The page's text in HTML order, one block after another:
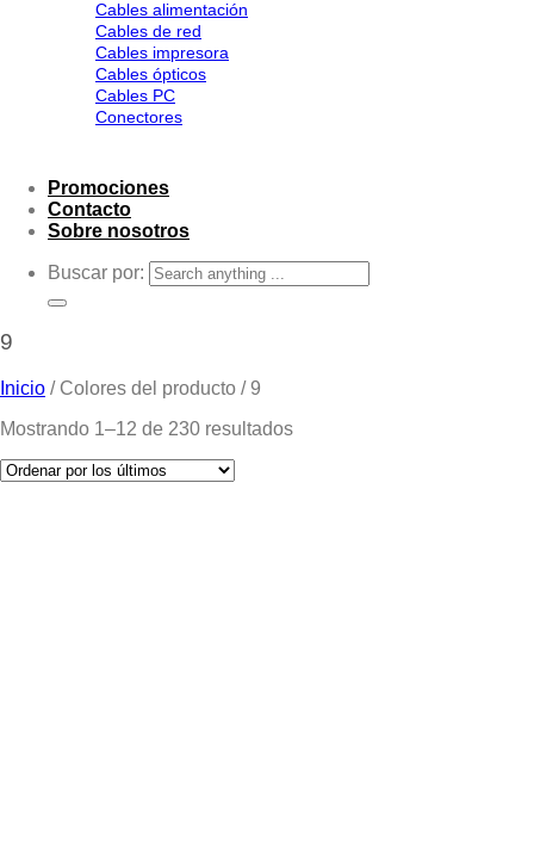
Cables alimentación
Cables de red
Cables impresora
Cables ópticos
Cables PC
Conectores
Promociones
Contacto
Sobre nosotros
Buscar por:
9
Inicio /Colores del producto /9
Mostrando 1–12 de 230 resultados